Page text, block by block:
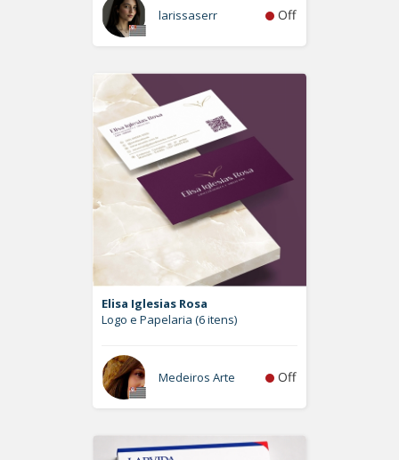
larissaserr Off
Elisa Iglesias Rosa
Logo e Papelaria (6 itens)
Medeiros Arte Off